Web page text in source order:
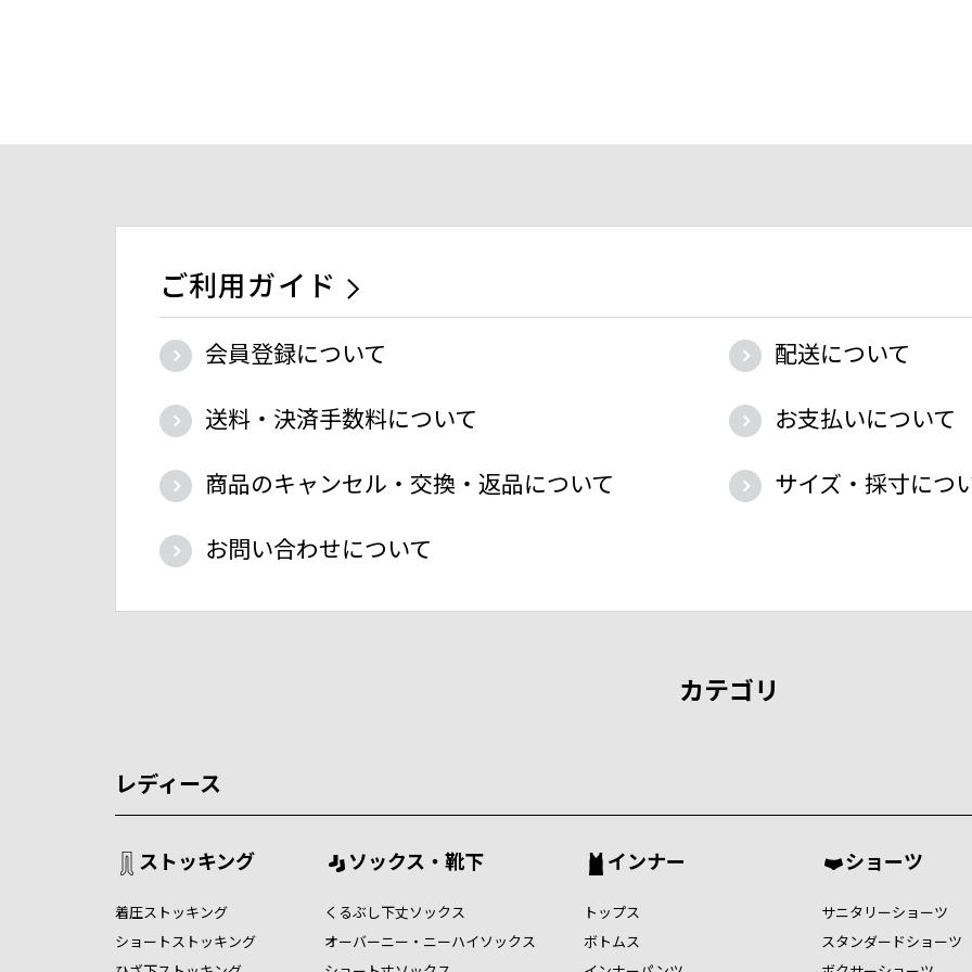
ご利用ガイド
会員登録について
配送について
送料・決済手数料について
お支払いについて
商品のキャンセル・交換・返品について
サイズ・採寸につ
お問い合わせについて
カテゴリ
レディース
ストッキング
着圧ストッキング
ショートストッキング
ソックス・靴下
くるぶし下丈ソックス
オーバーニー・ニーハイソックス
インナー
トップス
ボトムス
ショーツ
サニタリーショーツ
スタンダードショーツ